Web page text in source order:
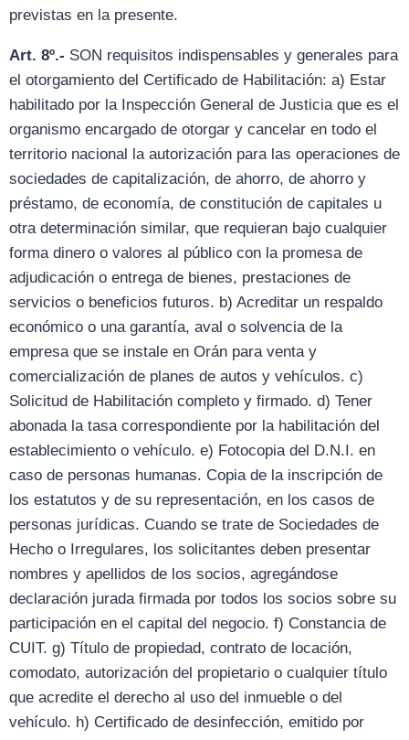
previstas en la presente.
Art. 8º.- SON requisitos indispensables y generales para
el otorgamiento del Certificado de Habilitación: a) Estar
habilitado por la Inspección General de Justicia que es el
organismo encargado de otorgar y cancelar en todo el
territorio nacional la autorización para las operaciones de
sociedades de capitalización, de ahorro, de ahorro y
préstamo, de economía, de constitución de capitales u
otra determinación similar, que requieran bajo cualquier
forma dinero o valores al público con la promesa de
adjudicación o entrega de bienes, prestaciones de
servicios o beneficios futuros. b) Acreditar un respaldo
económico o una garantía, aval o solvencia de la
empresa que se instale en Orán para venta y
comercialización de planes de autos y vehículos. c)
Solicitud de Habilitación completo y firmado. d) Tener
abonada la tasa correspondiente por la habilitación del
establecimiento o vehículo. e) Fotocopia del D.N.I. en
caso de personas humanas. Copia de la inscripción de
los estatutos y de su representación, en los casos de
personas jurídicas. Cuando se trate de Sociedades de
Hecho o Irregulares, los solicitantes deben presentar
nombres y apellidos de los socios, agregándose
declaración jurada firmada por todos los socios sobre su
participación en el capital del negocio. f) Constancia de
CUIT. g) Título de propiedad, contrato de locación,
comodato, autorización del propietario o cualquier título
que acredite el derecho al uso del inmueble o del
vehículo. h) Certificado de desinfección, emitido por